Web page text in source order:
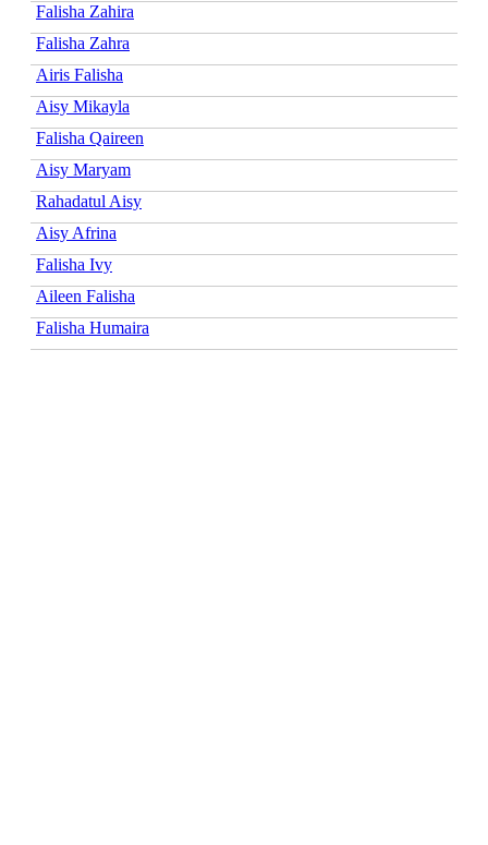
Falisha Zahira
Falisha Zahra
Airis Falisha
Aisy Mikayla
Falisha Qaireen
Aisy Maryam
Rahadatul Aisy
Aisy Afrina
Falisha Ivy
Aileen Falisha
Falisha Humaira